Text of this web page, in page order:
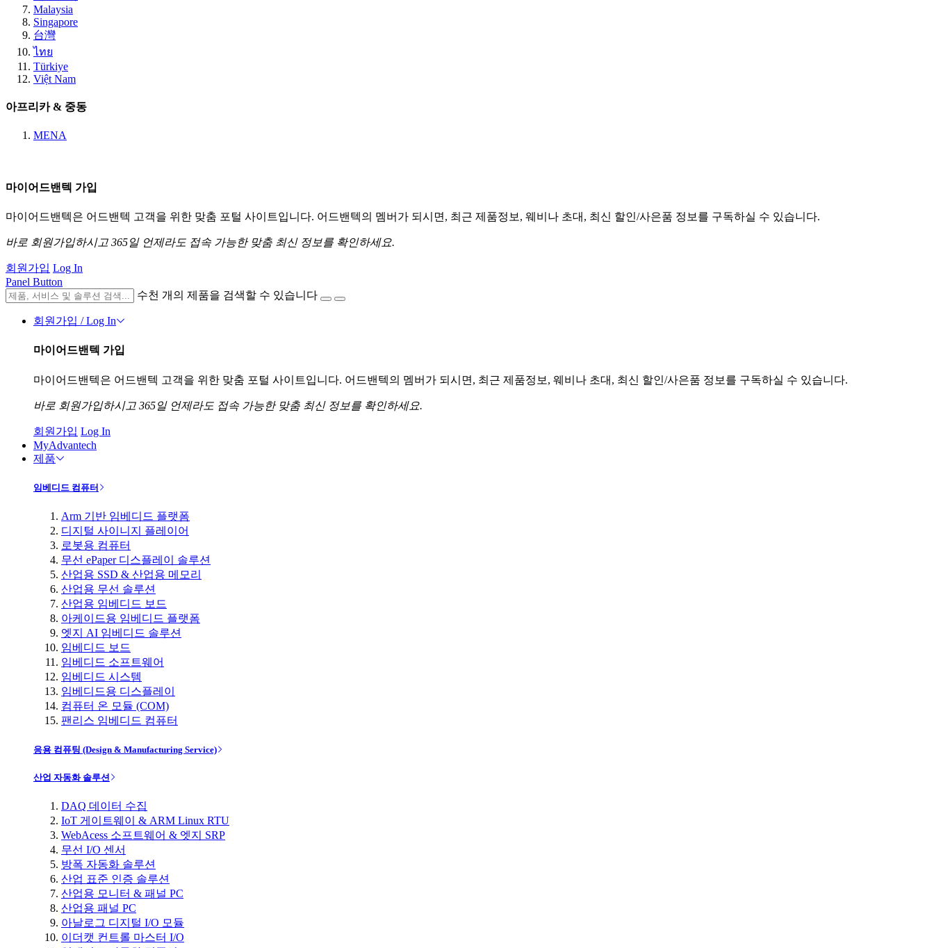
Malaysia
Singapore
台灣
ไทย
Türkiye
Việt Nam
아프리카 & 중동
MENA
마이어드밴텍 가입
마이어드밴텍은 어드밴텍 고객을 위한 맞춤 포털 사이트입니다. 어드밴텍의 멤버가 되시면, 최근 제품정보, 웨비나 초대, 최신 할인/사은품 정보를 구독하실 수 있습니다.
바로 회원가입하시고 365일 언제라도 접속 가능한 맞춤 최신 정보를 확인하세요.
회원가입 Log In
Panel Button
수천 개의 제품을 검색할 수 있습니다
회원가입 / Log In
마이어드밴텍 가입
마이어드밴텍은 어드밴텍 고객을 위한 맞춤 포털 사이트입니다. 어드밴텍의 멤버가 되시면, 최근 제품정보, 웨비나 초대, 최신 할인/사은품 정보를 구독하실 수 있습니다.
바로 회원가입하시고 365일 언제라도 접속 가능한 맞춤 최신 정보를 확인하세요.
회원가입 Log In
MyAdvantech
제품
임베디드 컴퓨터
Arm 기반 임베디드 플랫폼
디지털 사이니지 플레이어
로봇용 컴퓨터
무선 ePaper 디스플레이 솔루션
산업용 SSD & 산업용 메모리
산업용 무선 솔루션
산업용 임베디드 보드
아케이드용 임베디드 플랫폼
엣지 AI 임베디드 솔루션
임베디드 보드
임베디드 소프트웨어
임베디드 시스템
임베디드용 디스플레이
컴퓨터 온 모듈 (COM)
팬리스 임베디드 컴퓨터
응용 컴퓨팅 (Design & Manufacturing Service)
산업 자동화 솔루션
DAQ 데이터 수집
IoT 게이트웨이 & ARM Linux RTU
WebAcess 소프트웨어 & 엣지 SRP
무선 I/O 센서
방폭 자동화 솔루션
산업 표준 인증 솔루션
산업용 모니터 & 패널 PC
산업용 패널 PC
아날로그 디지털 I/O 모듈
이더캣 컨트롤 마스터 I/O